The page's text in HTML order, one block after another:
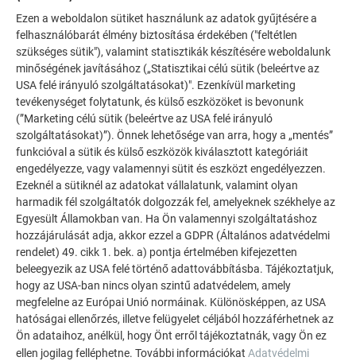
INSPIRÁLÓDJON
TOVÁBBI ÉPÜLETEK
A PREFA referencia galéria bemutatja, milyen
sokoldalúan felhasználható az alumínium. Fedezzen fel
további lenyűgöző projekteket a tartós PREFA
alumínium megoldásokkal tetőkhöz, napelemekhez és
homlokzatokhoz.
TEKINTSE MEG TOVÁBBI REFERENCIÁINKAT
Ezen a weboldalon sütiket használunk az adatok gyűjtésére a
felhasználóbarát élmény biztosítása érdekében ("feltétlen
szükséges sütik"), valamint statisztikák készítésére weboldalunk
minőségének javításához („Statisztikai célú sütik (beleértve az
USA felé irányuló szolgáltatásokat)". Ezenkívül marketing
tevékenységet folytatunk, és külső eszközöket is bevonunk
(”Marketing célú sütik (beleértve az USA felé irányuló
szolgáltatásokat)”). Önnek lehetősége van arra, hogy a „mentés”
funkcióval a sütik és külső eszközök kiválasztott kategóriáit
engedélyezze, vagy valamennyi sütit és eszközt engedélyezzen.
Ezeknél a sütiknél az adatokat vállalatunk, valamint olyan
harmadik fél szolgáltatók dolgozzák fel, amelyeknek székhelye az
Egyesült Államokban van. Ha Ön valamennyi szolgáltatáshoz
hozzájárulását adja, akkor ezzel a GDPR (Általános adatvédelmi
rendelet) 49. cikk 1. bek. a) pontja értelmében kifejezetten
beleegyezik az USA felé történő adattovábbításba. Tájékoztatjuk,
hogy az USA-ban nincs olyan szintű adatvédelem, amely
megfelelne az Európai Unió normáinak. Különösképpen, az USA
hatóságai ellenőrzés, illetve felügyelet céljából hozzáférhetnek az
Ön adataihoz, anélkül, hogy Önt erről tájékoztatnák, vagy Ön ez
ellen jogilag felléphetne. További információkat Adatvédelmi